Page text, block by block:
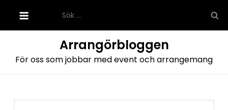
innehåll
efter:
Arrangörbloggen
För oss som jobbar med event och arrangemang